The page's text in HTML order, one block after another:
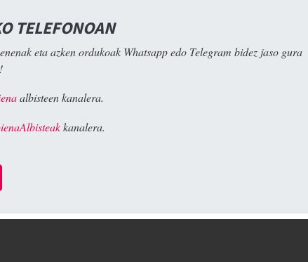
TELEFONOAN
eta azken ordukoak Whatsapp edo Telegram bidez jaso gura
albisteen kanalera.
kanalera.